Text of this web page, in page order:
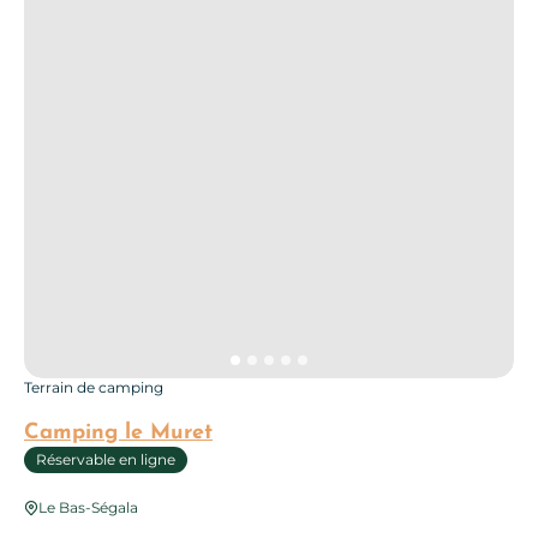
Camping le Muret
Terrain de camping
Réservable en ligne
Le Bas-Ségala